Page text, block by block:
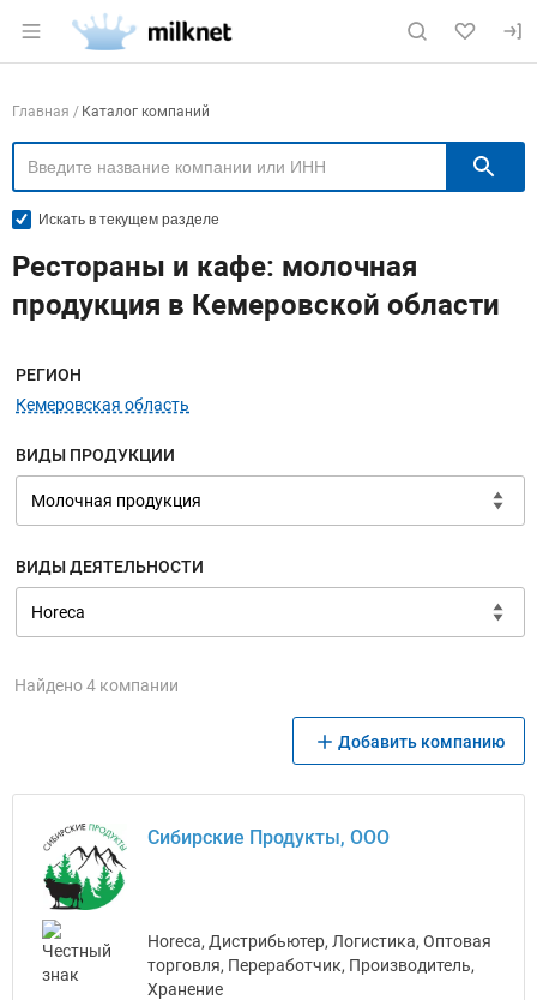
Раздел навигации по сайту milknet.ru
Навигация по компаниям
Главная Каталог компаний
Искать в текущем разделе
Рестораны и кафе: молочная
продукция в Кемеровской области
Меню навигации
РЕГИОН
Кемеровская область
ВИДЫ ПРОДУКЦИИ
ВИДЫ ДЕЯТЕЛЬНОСТИ
Найдено 4 компании
Добавить компанию
Сибирские Продукты, ООО
Horeca, Дистрибьютер, Логистика, Оптовая
торговля, Переработчик, Производитель,
Хранение